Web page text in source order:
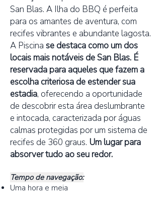
San Blas. A Ilha do BBQ é perfeita
para os amantes de aventura, com
recifes vibrantes e abundante lagosta.
A Piscina se destaca como um dos
locais mais notáveis de San Blas. É
reservada para aqueles que fazem a
escolha criteriosa de estender sua
estadia, oferecendo a oportunidade
de descobrir esta área deslumbrante
e intocada, caracterizada por águas
calmas protegidas por um sistema de
recifes de 360 graus. Um lugar para
absorver tudo ao seu redor.
Tempo de navegação:
Uma hora e meia